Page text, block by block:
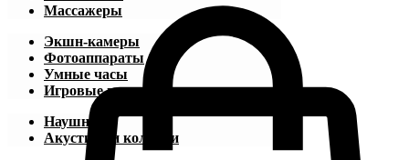
Массажеры
Экшн-камеры
Фотоаппараты
Умные часы
Игровые приставки
Наушники
Акустика и колонки